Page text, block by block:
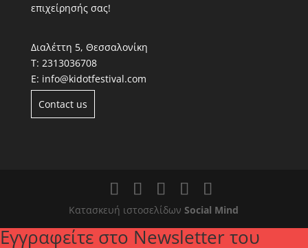
επιχείρησής σας!
Διαλέττη 5, Θεσσαλονίκη
Τ: 2313036708
Ε: info@kidotfestival.com
Contact us
Κατασκευή ιστοσελίδωνSocial Mind
Εγγραφείτε στο Newsletter του